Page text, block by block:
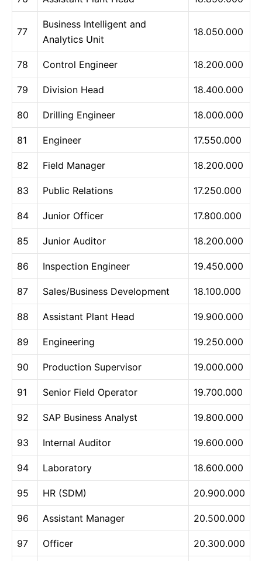
77
Business Intelligent and
Analytics Unit
18.050.000
78 Control Engineer 18.200.000
79 Division Head 18.400.000
80 Drilling Engineer 18.000.000
81 Engineer 17.550.000
82 Field Manager 18.200.000
83 Public Relations 17.250.000
84 Junior Officer 17.800.000
85 Junior Auditor 18.200.000
86 Inspection Engineer 19.450.000
87 Sales/Business Development 18.100.000
88 Assistant Plant Head 19.900.000
89 Engineering 19.250.000
90 Production Supervisor 19.000.000
91 Senior Field Operator 19.700.000
92 SAP Business Analyst 19.800.000
93 Internal Auditor 19.600.000
94 Laboratory 18.600.000
95 HR (SDM) 20.900.000
96 Assistant Manager 20.500.000
97 Officer 20.300.000